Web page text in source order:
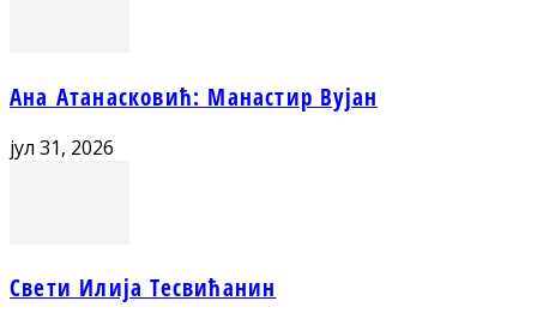
Ана Атанасковић: Манастир Вујан
јул 31, 2026
Свети Илија Тесвићанин